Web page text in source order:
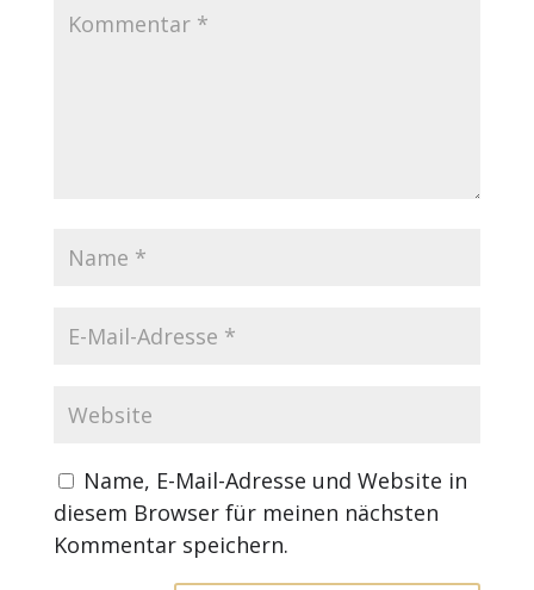
Name, E-Mail-Adresse und Website in
diesem Browser für meinen nächsten
Kommentar speichern.